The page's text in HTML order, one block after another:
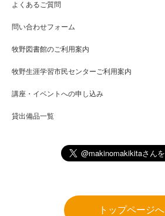
よくあるご質問
問い合わせフォーム
牧野図書館のご利用案内
牧野生涯学習市民センターご利用案内
講座・イベントへの申し込み
貸出備品一覧
トップページへ